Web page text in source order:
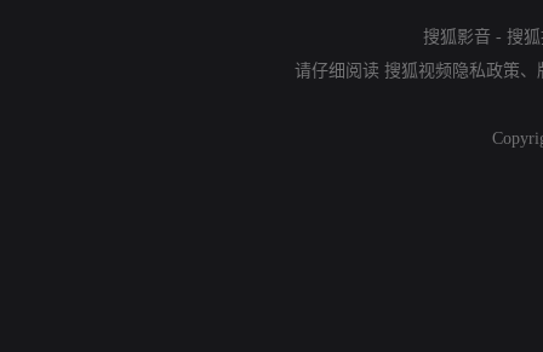
搜狐影音 - 搜
请仔细阅读 搜狐视频隐私政策、